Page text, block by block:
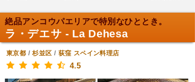
絶品アンコウパエリアで特別なひととき。
ラ・デエサ - La Dehesa
東京都 /杉並区 / 荻窪 スペイン料理店
4.5